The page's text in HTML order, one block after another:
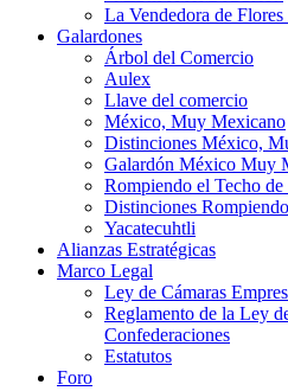
La Vendedora de Flores
Galardones
Árbol del Comercio
Aulex
Llave del comercio
México, Muy Mexicano
Distinciones México,
Galardón México Muy
Rompiendo el Techo de
Distinciones
Yacatecuhtli
Alianzas Estratégicas
Marco Legal
Ley de Cámaras
Reglamento de la Ley
Confederaciones
Estatutos
Foro